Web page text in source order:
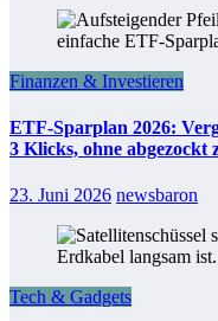
Finanzen & Investieren
ETF-Sparplan 2026:
3 Klicks, ohne abgezockt
23. Juni 2026 newsbaron
Tech & Gadgets